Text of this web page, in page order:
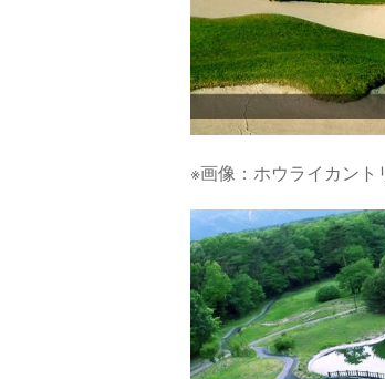
※画像：ホウライカント